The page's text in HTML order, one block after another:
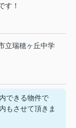
す！
立瑞穂ヶ丘中学
できる物件で
もさせて頂きま